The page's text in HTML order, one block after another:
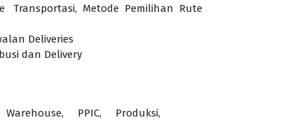
Transportasi, Metode Pemilihan Rute
Deliveries
dan Delivery
PPIC, Produksi,